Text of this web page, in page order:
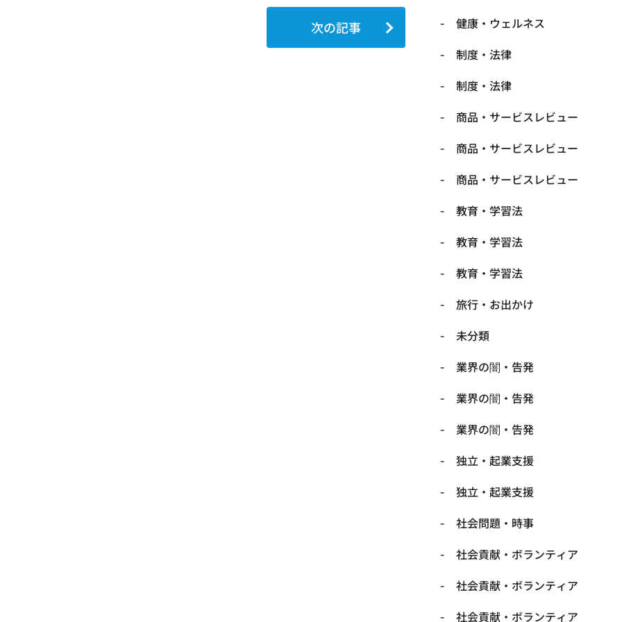
次の記事
健康・ウェルネス
制度・法律
制度・法律
商品・サービスレビュー
商品・サービスレビュー
商品・サービスレビュー
教育・学習法
教育・学習法
教育・学習法
旅行・お出かけ
未分類
業界の闇・告発
業界の闇・告発
業界の闇・告発
独立・起業支援
独立・起業支援
社会問題・時事
社会貢献・ボランティア
社会貢献・ボランティア
社会貢献・ボランティア